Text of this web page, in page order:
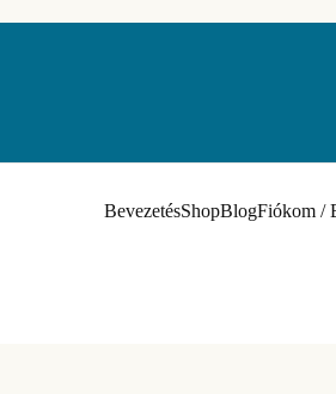
BevezetésShopBlogFiókom /